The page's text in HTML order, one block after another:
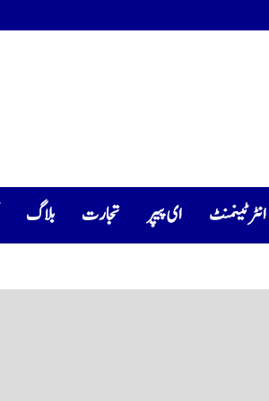
انٹرٹینمنٹ ای پیپر تجارت بلاگ